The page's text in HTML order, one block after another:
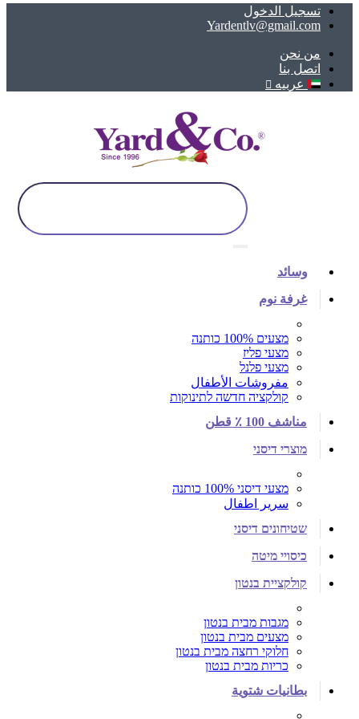
تسجيل الدخول
Yardentlv@gmail.com
ﻣﻦ ﻧﺤﻦ
اتصل بنا
عربيه
وسائد
غرفة نوم
מצעים 100% כותנה
מצעי פליז
מצעי פלנל
مفروشات الأطفال
קולקציה חדשה לתינוקות
مناشف 100 ٪ قطن
מוצרי דיסני
מצעי דיסני 100% כותנה
سرير اطفال
שטיחונים דיסני
כיסויי מיטה
קולקציית בנטון
מגבות מבית בנטון
מצעים מבית בנטון
חלוקי רחצה מבית בנטון
כריות מבית בנטון
بطانيات شتوية